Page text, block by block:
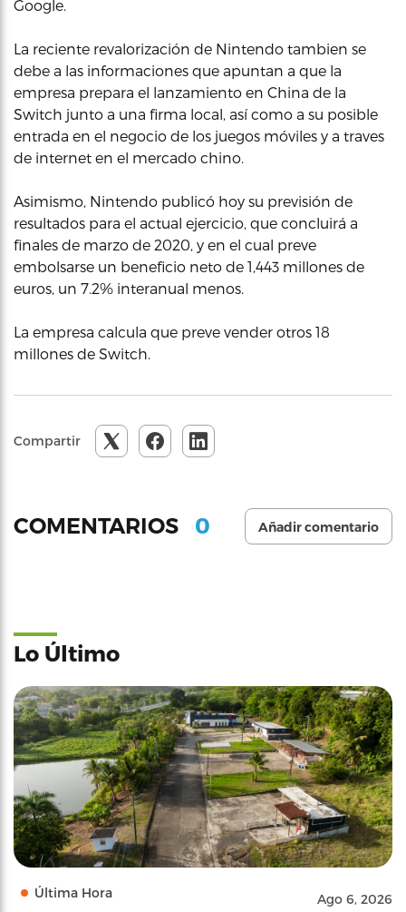
Google.
La reciente revalorización de Nintendo tambien se
debe a las informaciones que apuntan a que la
empresa prepara el lanzamiento en China de la
Switch junto a una firma local, así como a su posible
entrada en el negocio de los juegos móviles y a traves
de internet en el mercado chino.
Asimismo, Nintendo publicó hoy su previsión de
resultados para el actual ejercicio, que concluirá a
finales de marzo de 2020, y en el cual preve
embolsarse un beneficio neto de 1,443 millones de
euros, un 7.2% interanual menos.
La empresa calcula que preve vender otros 18
millones de Switch.
Compartir
COMENTARIOS 0 Añadir comentario
Lo Último
Última Hora Ago 6, 2026